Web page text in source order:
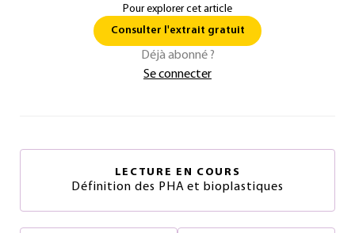
Pour explorer cet article
Consulter l'extrait gratuit
Déjà abonné ?
Se connecter
LECTURE EN COURS
Définition des PHA et bioplastiques